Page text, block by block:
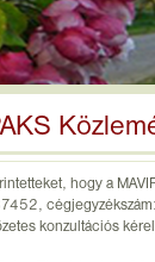
hogy a
konzultációs